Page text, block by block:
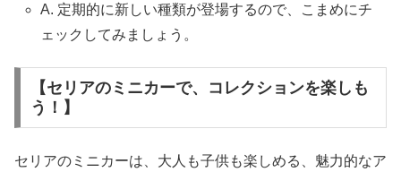
A. 定期的に新しい種類が登場するので、こまめにチ
ェックしてみましょう。
【セリアのミニカーで、コレクションを楽しも
う！】
セリアのミニカーは、大人も子供も楽しめる、魅力的なア